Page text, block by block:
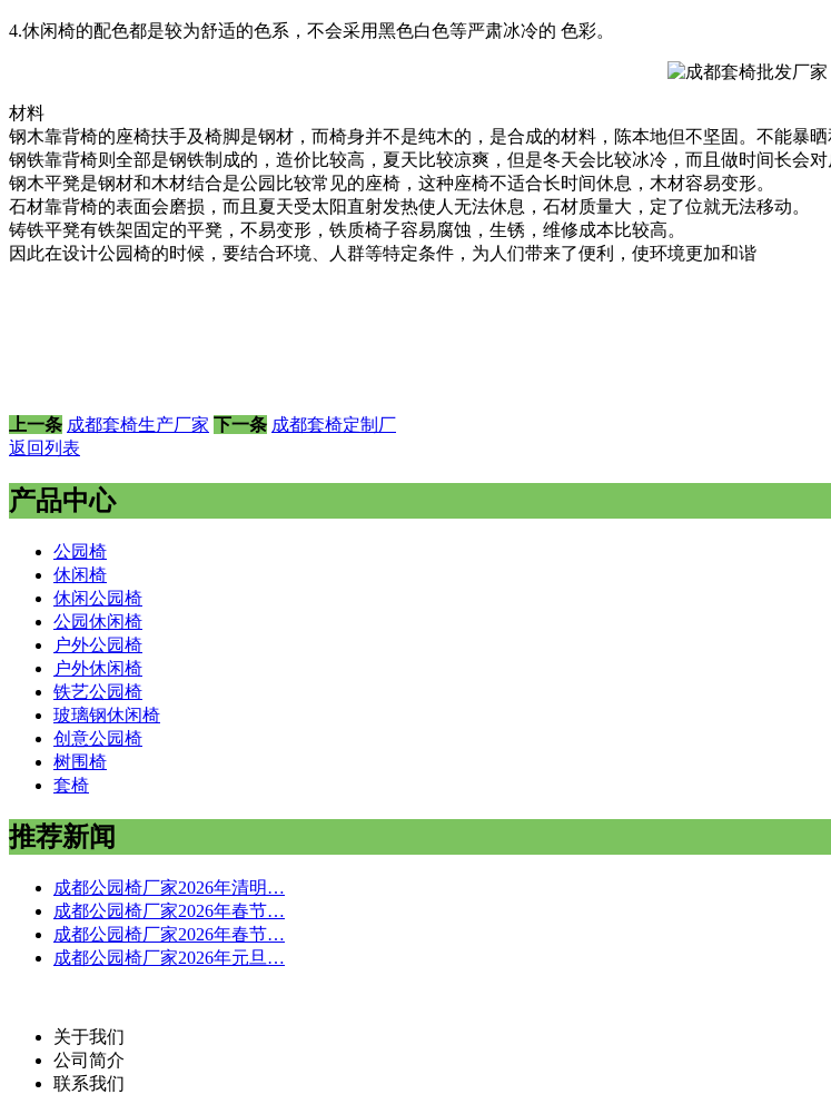
4.休闲椅的配色都是较为舒适的色系，不会采用黑色白色等严肃冰冷的 色彩。
材料
钢木靠背椅的座椅扶手及椅脚是钢材，而椅身并不是纯木的，是合成的材料，陈本地但不坚固。不能暴晒
钢铁靠背椅则全部是钢铁制成的，造价比较高，夏天比较凉爽，但是冬天会比较冰冷，而且做时间长会对
钢木平凳是钢材和木材结合是公园比较常见的座椅，这种座椅不适合长时间休息，木材容易变形。
石材靠背椅的表面会磨损，而且夏天受太阳直射发热使人无法休息，石材质量大，定了位就无法移动。
铸铁平凳有铁架固定的平凳，不易变形，铁质椅子容易腐蚀，生锈，维修成本比较高。
因此在设计公园椅的时候，要结合环境、人群等特定条件，为人们带来了便利，使环境更加和谐
上一条 成都套椅生产厂家 下一条 成都套椅定制厂
返回列表
产品中心
公园椅
休闲椅
休闲公园椅
公园休闲椅
户外公园椅
户外休闲椅
铁艺公园椅
玻璃钢休闲椅
创意公园椅
树围椅
套椅
推荐新闻
成都公园椅厂家2026年清明…
成都公园椅厂家2026年春节…
成都公园椅厂家2026年春节…
成都公园椅厂家2026年元旦…
关于我们
公司简介
联系我们